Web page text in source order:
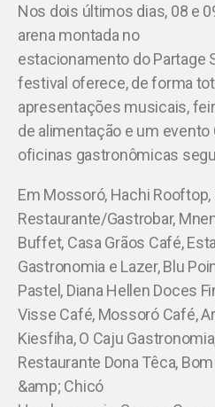
Nos dois últimos dias, 08 e
arena montada no
estacionamento do Partage
festival oferece, de forma
apresentações musicais,
de alimentação e um
oficinas gastronômicas
Em Mossoró, Hachi Rooftop,
Restaurante/Gastrobar,
Buffet, Casa Grãos Café,
Gastronomia e Lazer, Blu
Pastel, Diana Hellen Doces
Visse Café, Mossoró Café,
Kiesfiha, O Caju
Restaurante Dona Têca,
&amp; Chicó